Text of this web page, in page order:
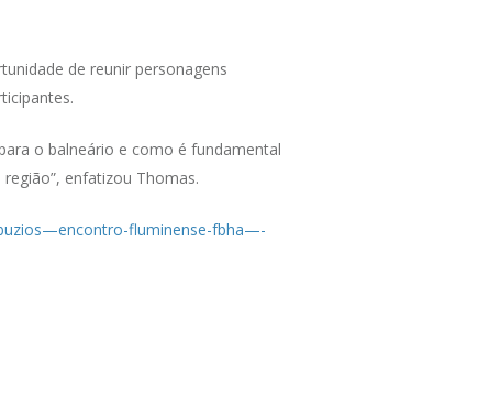
de reunir personagens
o balneário e como é fundamental
enfatizou Thomas.
fluminense-fbha—-